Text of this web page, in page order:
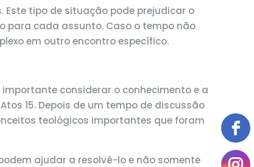
tipo de situação pode prejudicar o
para cada assunto. Caso o tempo não
em outro encontro específico.
considerar o conhecimento e a
15. Depois de um tempo de discussão
teológicos importantes que foram
ajudar a resolvê-lo e não somente